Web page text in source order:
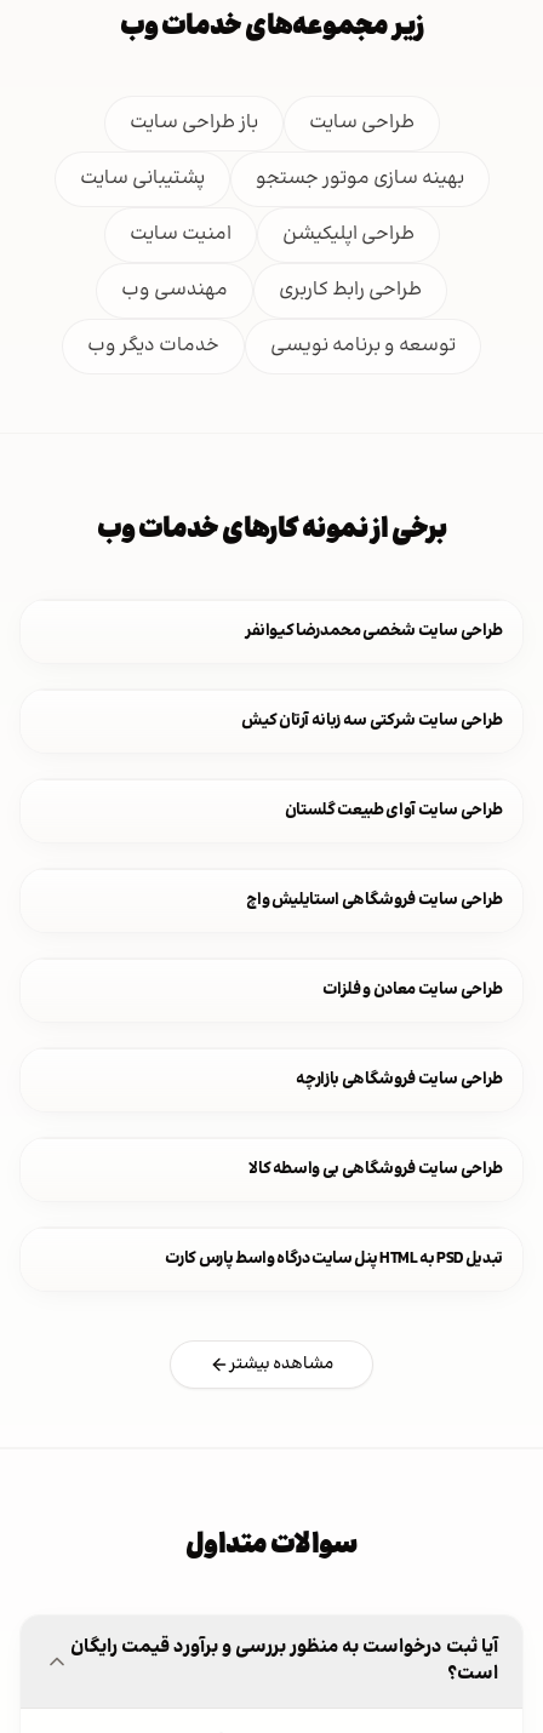
زیر مجموعه‌های خدمات وب
طراحی سایت
باز طراحی سایت
بهینه سازی موتور جستجو
پشتیبانی سایت
طراحی اپلیکیشن
امنیت سایت
طراحی رابط کاربری
مهندسی وب
توسعه و برنامه نویسی
خدمات دیگر وب
برخی از نمونه کارهای خدمات وب
طراحی سایت شخصی محمدرضا کیوانفر
طراحی سایت شرکتی سه زبانه آرتان کیش
طراحی سایت آوای طبیعت گلستان
طراحی سایت فروشگاهی استایلیش واچ
طراحی سایت معادن و فلزات
طراحی سایت فروشگاهی بازارچه
طراحی سایت فروشگاهی بی واسطه کالا
تبدیل PSD به HTML پنل سایت درگاه واسط پارس کارت
مشاهده بیشتر
سوالات متداول
آیا ثبت درخواست به منظور بررسی و برآورد قیمت رایگان
است؟